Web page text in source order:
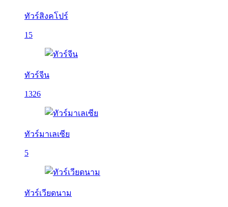
ทัวร์สิงคโปร์
15
ทัวร์จีน
1326
ทัวร์มาเลเซีย
5
ทัวร์เวียดนาม